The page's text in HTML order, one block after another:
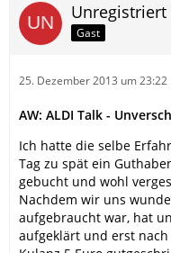
Unregistriert
Gast
25. Dezember 2013 um 23:22
AW: ALDI Talk -
Ich hatte die selbe
Tag zu spät ein
gebucht und wohl
Nachdem wir uns
aufgebraucht war, hat
aufgeklärt und erst